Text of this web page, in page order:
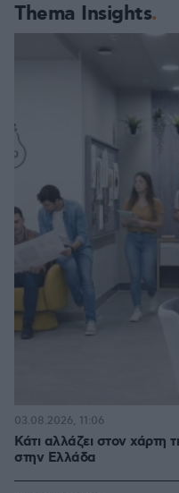
Thema Insights
Κάτι αλλάζει στον χάρτη
στην Ελλάδα
03.08.2026, 11:06